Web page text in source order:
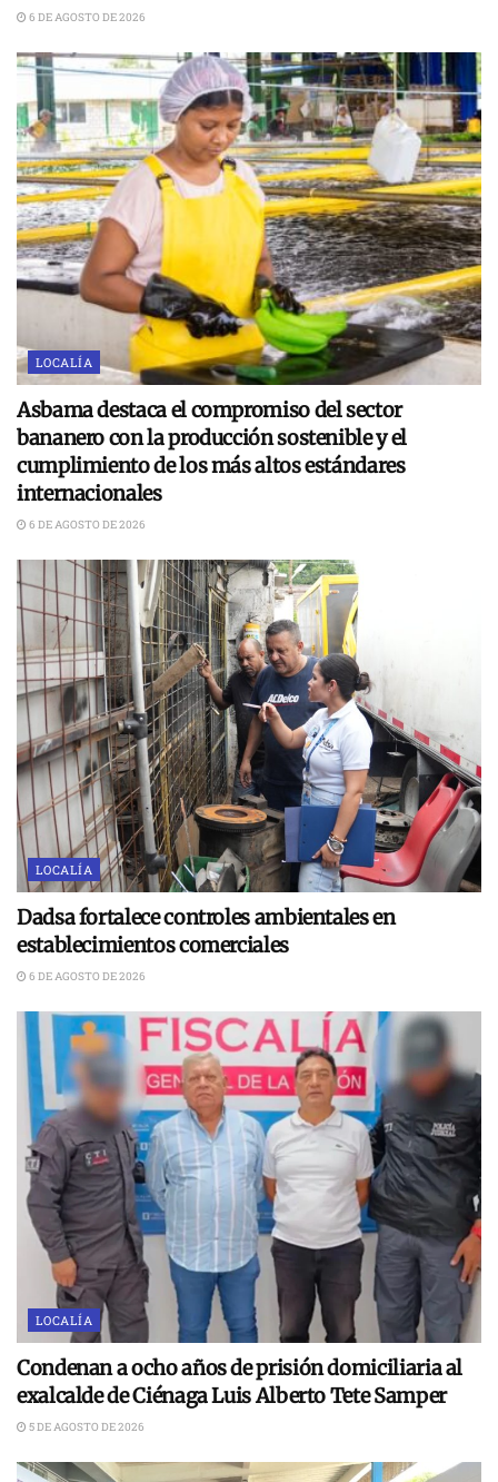
6 DE AGOSTO DE 2026
LOCALÍA
Asbama destaca el compromiso del sector
bananero con la producción sostenible y el
cumplimiento de los más altos estándares
internacionales
6 DE AGOSTO DE 2026
LOCALÍA
Dadsa fortalece controles ambientales en
establecimientos comerciales
6 DE AGOSTO DE 2026
LOCALÍA
Condenan a ocho años de prisión domiciliaria al
exalcalde de Ciénaga Luis Alberto Tete Samper
5 DE AGOSTO DE 2026